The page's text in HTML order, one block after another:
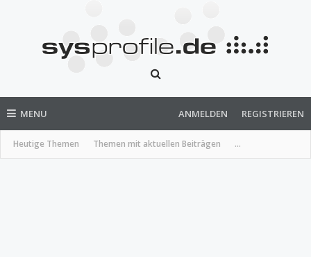
MENU
Heutige Themen Themen mit aktuellen Beiträgen ...
ANMELDEN REGISTRIEREN